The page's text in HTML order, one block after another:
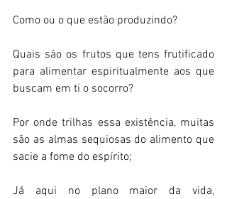
Como ou o que estão produzindo?
Quais são os frutos que tens frutificado
para alimentar espiritualmente aos que
buscam em ti o socorro?
Por onde trilhas essa existência, muitas
são as almas sequiosas do alimento que
sacie a fome do espírito;
Já aqui no plano maior da vida,